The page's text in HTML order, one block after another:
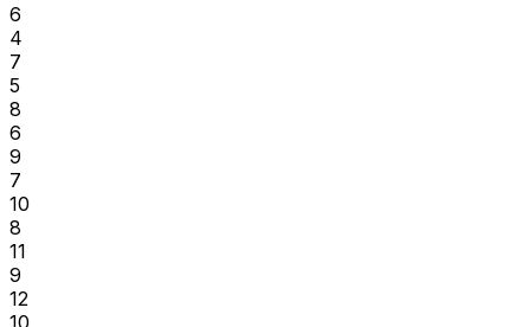
6
4
7
5
8
6
9
7
10
8
11
9
12